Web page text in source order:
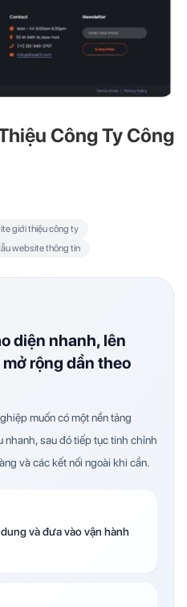
Công Ty Công
giới thiệu công ty
website thông tin
diện nhanh, lên
rộng dần theo
muốn có một nền tảng
nhanh, sau đó tiếp tục tinh chỉnh
và các kết nối ngoài khi cần.
và đưa vào vận hành